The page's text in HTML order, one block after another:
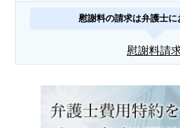
慰謝料の請求は弁護士に
慰謝料請